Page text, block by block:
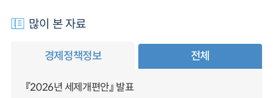
많이 본 자료
경제정책정보 전체
『2026년 세제개편안』 발표